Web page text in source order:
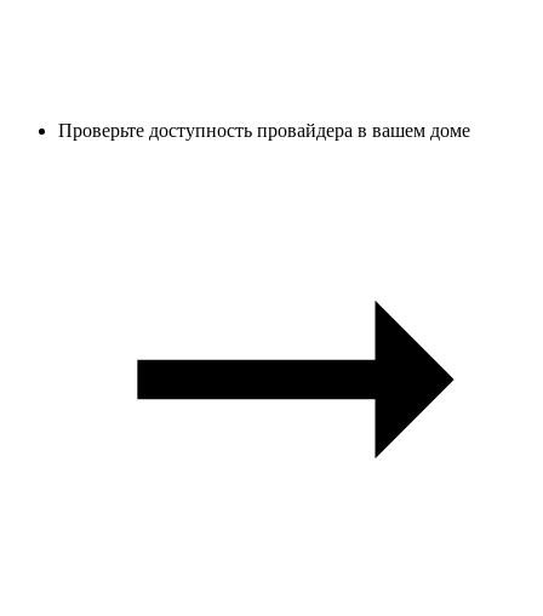
Проверьте доступность провайдера в вашем доме